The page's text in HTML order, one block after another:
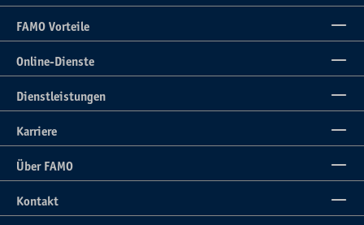
FAMO Vorteile
Online-Dienste
Dienstleistungen
Karriere
Über FAMO
Kontakt